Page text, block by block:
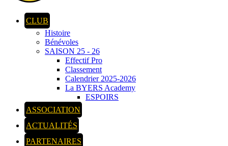
CLUB
Histoire
Bénévoles
SAISON 25 - 26
Effectif Pro
Classement
Calendrier 2025-2026
La BYERS Academy
ESPOIRS
ASSOCIATION
ACTUALITÉS
PARTENAIRES